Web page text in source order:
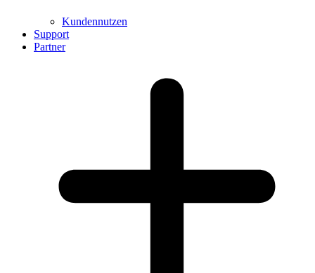
Kundennutzen
Support
Partner